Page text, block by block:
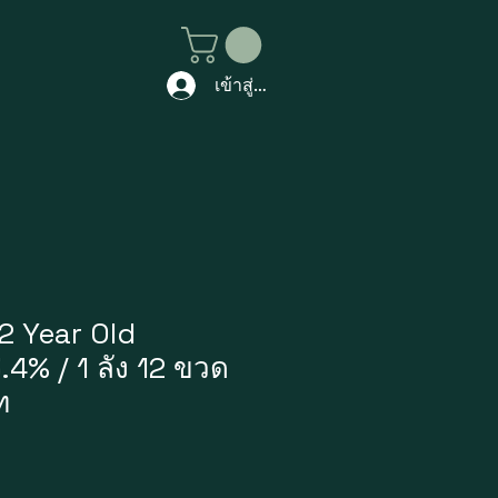
เข้าสู่ระบบ
Year Old
/ 1 ลัง 12 ขวด